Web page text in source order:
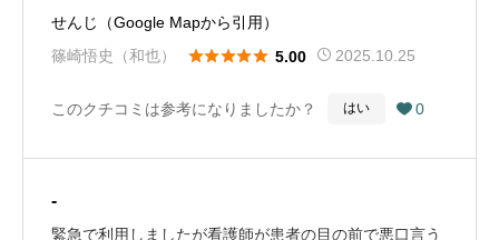
せんじ（Google Mapから引用）
篠崎悟史（和也）
 5.00 2025.10.25
このクチコミは参考になりましたか？ はい  0
-
緊急で利用しましたが看護師が患者の目の前で悪口言う